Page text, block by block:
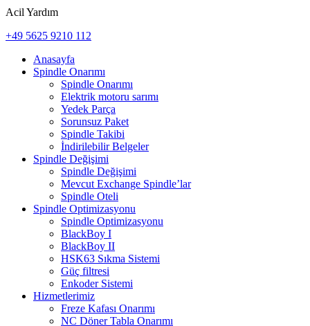
Acil Yardım
+49 5625 9210 112
Anasayfa
Spindle Onarımı
Spindle Onarımı
Elektrik motoru sarımı
Yedek Parça
Sorunsuz Paket
Spindle Takibi
İndirilebilir Belgeler
Spindle Değişimi
Spindle Değişimi
Mevcut Exchange Spindle’lar
Spindle Oteli
Spindle Optimizasyonu
Spindle Optimizasyonu
BlackBoy I
BlackBoy II
HSK63 Sıkma Sistemi
Güç filtresi
Enkoder Sistemi
Hizmetlerimiz
Freze Kafası Onarımı
NC Döner Tabla Onarımı